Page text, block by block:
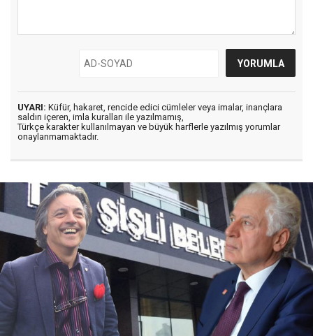
UYARI: Küfür, hakaret, rencide edici cümleler veya imalar, inançlara
saldırı içeren, imla kuralları ile yazılmamış,
Türkçe karakter kullanılmayan ve büyük harflerle yazılmış yorumlar
onaylanmamaktadır.